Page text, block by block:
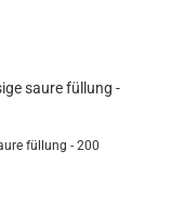
saure fül­lung -
fül­lung - 200